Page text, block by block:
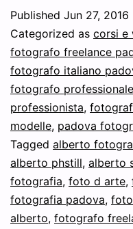
la
di
Published Jun 27, 2016
Categorized as corsi e
fotografo freelance
fotografo italiano
fotografo
professionista,
modelle, padova
Tagged alberto
alberto phstill, alberto
fotografia, foto d arte,
fotografia padova,
alberto, fotografo